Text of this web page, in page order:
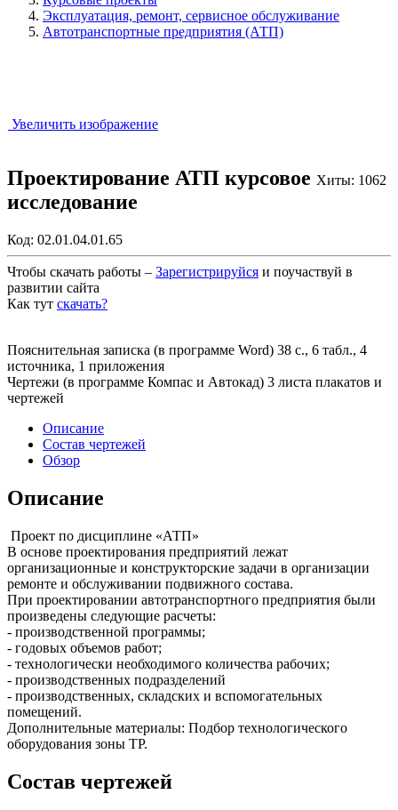
Эксплуатация, ремонт, сервисное обслуживание
Автотранспортные предприятия (АТП)
Увеличить изображение
Хиты: 1062
Проектирование АТП курсовое
исследование
Код: 02.01.04.01.65
Чтобы скачать работы – Зарегистрируйся и поучаствуй в
развитии сайта
Как тут скачать?
Пояснительная записка (в программе Word) 38 с., 6 табл., 4
источника, 1 приложения
Чертежи (в программе Компас и Автокад) 3 листа плакатов и
чертежей
Описание
Состав чертежей
Обзор
Описание
Проект по дисциплине «АТП»
В основе проектирования предприятий лежат
организационные и конструкторские задачи в организации
ремонте и обслуживании подвижного состава.
При проектировании автотранспортного предприятия были
произведены следующие расчеты:
- производственной программы;
- годовых объемов работ;
- технологически необходимого количества рабочих;
- производственных подразделений
- производственных, складских и вспомогательных
помещений.
Дополнительные материалы: Подбор технологического
оборудования зоны ТР.
Состав чертежей